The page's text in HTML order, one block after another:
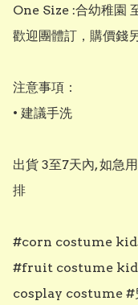
One Size :合幼稚園
歡迎團體訂，購價錢
注意事項：
• 建議手洗
出貨 3至7天內, 如急
排
#corn costume
#fruit costume
cosplay costume #